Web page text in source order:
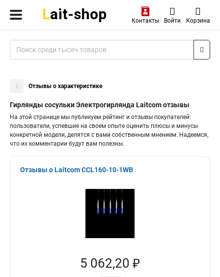
Контакты Войти Корзина
Отзывы о характеристике
Гирлянды сосульки Электрогирлянда Laitcom отзывы
На этой странице мы публикуем рейтинг и отзывы покупателей:
пользователи, успевшие на своем опыте оценить плюсы и минусы
конкретной модели, делятся с вами собственным мнением. Надеемся,
что их комментарии будут вам полезны.
Отзывы о Laitcom CCL160-10-1WB
5 062,20 ₽